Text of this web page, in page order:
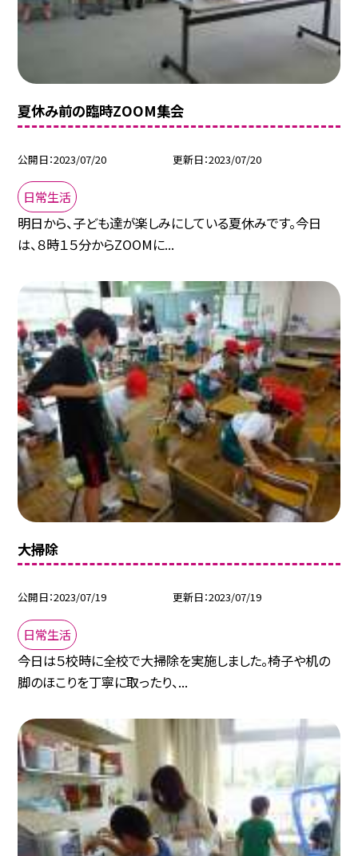
夏休み前の臨時ZOOM集会
公開日 2023/07/20 更新日 2023/07/20
日常生活
明日から、子ども達が楽しみにしている夏休みです。今日
は、８時１５分からZOOMに...
大掃除
公開日 2023/07/19 更新日 2023/07/19
日常生活
今日は５校時に全校で大掃除を実施しました。椅子や机の
脚のほこりを丁寧に取ったり、...